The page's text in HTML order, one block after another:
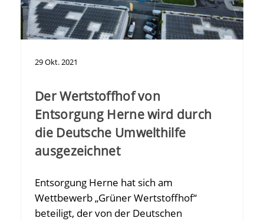
29Okt.2021
Der Wertstoffhof von
Entsorgung Herne wird durch
die Deutsche Umwelthilfe
ausgezeichnet
Entsorgung Herne hat sich am
Wettbewerb „Grüner Wertstoffhof“
beteiligt, der von der Deutschen